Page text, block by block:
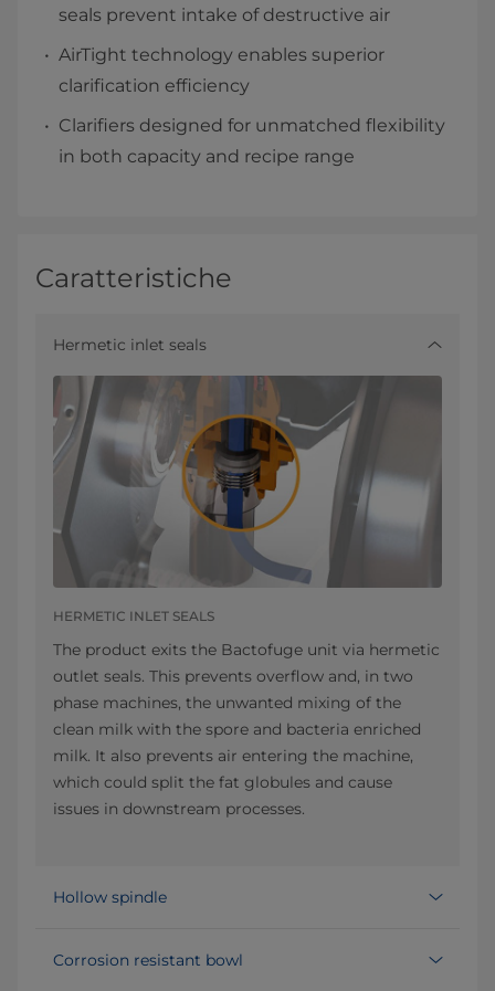
seals prevent intake of destructive air
AirTight technology enables superior
clarification efficiency
Clarifiers designed for unmatched flexibility
in both capacity and recipe range
Caratteristiche
Hermetic inlet seals
HERMETIC INLET SEALS
The product exits the Bactofuge unit via hermetic
outlet seals. This prevents overflow and, in two
phase machines, the unwanted mixing of the
clean milk with the spore and bacteria enriched
milk. It also prevents air entering the machine,
which could split the fat globules and cause
issues in downstream processes.
Hollow spindle
Corrosion resistant bowl